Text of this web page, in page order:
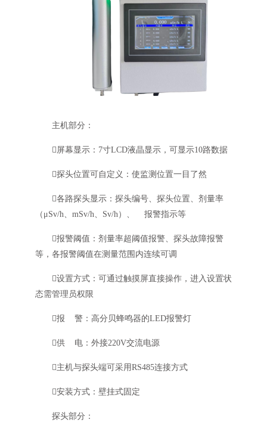
主机部分：
屏幕显示：7寸LCD液晶显示，可显示10路数据
探头位置可自定义：使监测位置一目了然
各路探头显示：探头编号、探头位置、剂量率
（μSv/h、mSv/h、Sv/h）、 报警指示等
报警阈值：剂量率超阈值报警、探头故障报警
等，各报警阈值在测量范围内连续可调
设置方式：可通过触摸屏直接操作，进入设置状
态需管理员权限
报 警：高分贝蜂鸣器的LED报警灯
供 电：外接220V交流电源
主机与探头端可采用RS485连接方式
安装方式：壁挂式固定
探头部分：